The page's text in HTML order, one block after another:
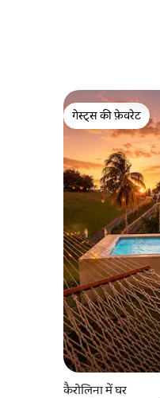
गेस्ट्स की फ़ेवरेट
गेस्ट्स की फ़ेवरेट
कैरोलिना में घर